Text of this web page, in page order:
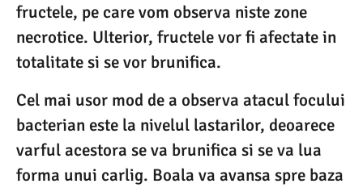
fructele, pe care vom observa niste zone
necrotice. Ulterior, fructele vor fi afectate in
totalitate si se vor brunifica.
Cel mai usor mod de a observa atacul focului
bacterian este la nivelul lastarilor, deoarece
varful acestora se va brunifica si se va lua
forma unui carlig. Boala va avansa spre baza